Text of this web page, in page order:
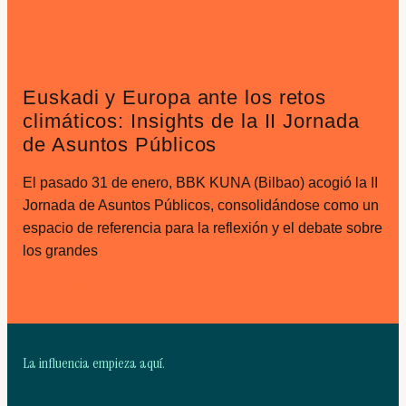
Euskadi y Europa ante los retos
climáticos: Insights de la II Jornada
de Asuntos Públicos
El pasado 31 de enero, BBK KUNA (Bilbao) acogió la II
Jornada de Asuntos Públicos, consolidándose como un
espacio de referencia para la reflexión y el debate sobre
los grandes
La influencia empieza aquí.